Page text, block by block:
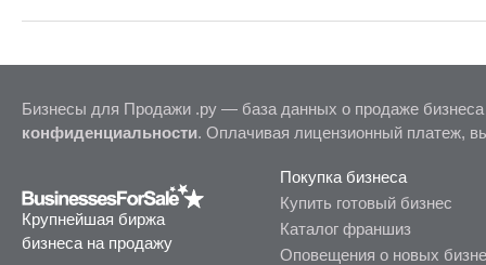
Бизнесы для Продажи .ру — база данных о продаже
конфиденциальности. Оплачивая лицензионный платеж,
Крупнейшая биржа
бизнеса на продажу
Покупка бизнеса
Купить готовый бизнес
Каталог франшиз
Оповещения о новых